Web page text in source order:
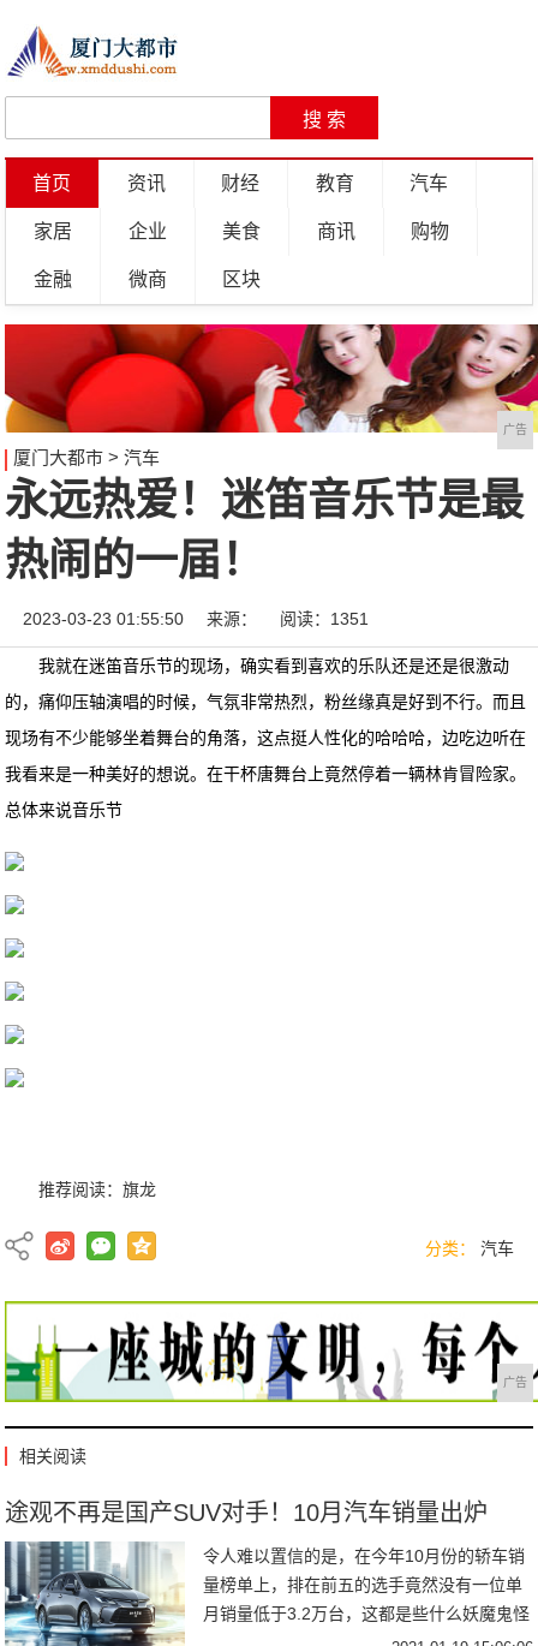
首页 资讯 财经 教育 汽车
家居 企业 美食 商讯 购物
金融 微商 区块
广告
厦门大都市> 汽车
永远热爱！迷笛音乐节是最
热闹的一届！
2023-03-23 01:55:50 来源： 阅读：1351
我就在迷笛音乐节的现场，确实看到喜欢的乐队还是还是很激动
的，痛仰压轴演唱的时候，气氛非常热烈，粉丝缘真是好到不行。而且
现场有不少能够坐着舞台的角落，这点挺人性化的哈哈哈，边吃边听在
我看来是一种美好的想说。在干杯唐舞台上竟然停着一辆林肯冒险家。
总体来说音乐节
推荐阅读：旗龙
分类： 汽车
广告
相关阅读
途观不再是国产SUV对手！10月汽车销量出炉
令人难以置信的是，在今年10月份的轿车销
量榜单上，排在前五的选手竟然没有一位单
月销量低于3.2万台，这都是些什么妖魔鬼怪